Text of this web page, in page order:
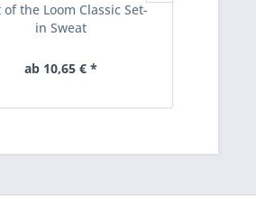
of the Loom Classic Set-
in Sweat
ab 10,65 € *